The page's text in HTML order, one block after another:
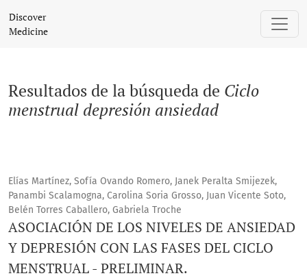
Discover
Medicine
Resultados de la búsqueda de Ciclo
menstrual depresión ansiedad
Elías Martínez, Sofía Ovando Romero, Janek Peralta Smijezek,
Panambi Scalamogna, Carolina Soria Grosso, Juan Vicente Soto,
Belén Torres Caballero, Gabriela Troche
ASOCIACIÓN DE LOS NIVELES DE ANSIEDAD
Y DEPRESIÓN CON LAS FASES DEL CICLO
MENSTRUAL - PRELIMINAR.